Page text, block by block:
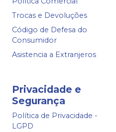
Trocas e Devoluções
Código de Defesa do
Consumidor
Asistencia a Extranjeros
Privacidade e
Segurança
Política de Privacidade -
LGPD